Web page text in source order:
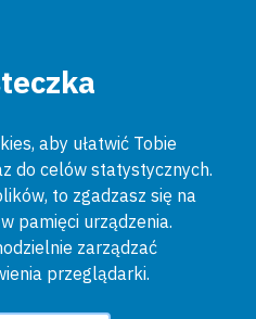
aby ułatwić Tobie
do celów statystycznych.
to zgadzasz się na
pamięci urządzenia.
zarządzać
przeglądarki.